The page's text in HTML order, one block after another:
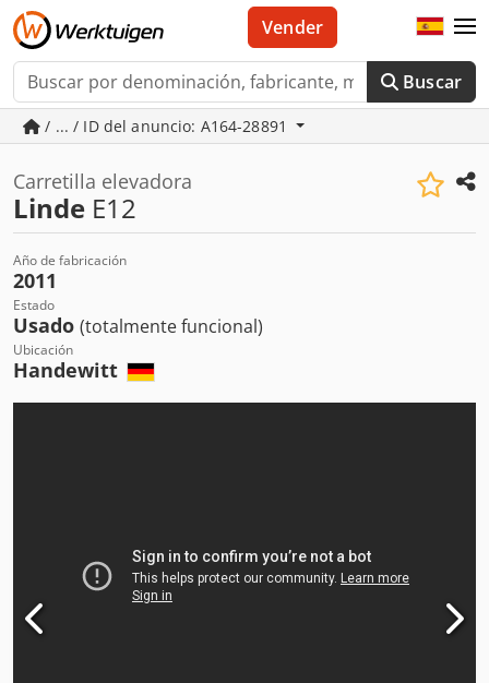
Buscar
Vender
/ ... / ID del anuncio: A164-28891
Carretilla elevadora
Linde E12
Año de fabricación
2011
Estado
Usado (totalmente funcional)
Ubicación
Handewitt